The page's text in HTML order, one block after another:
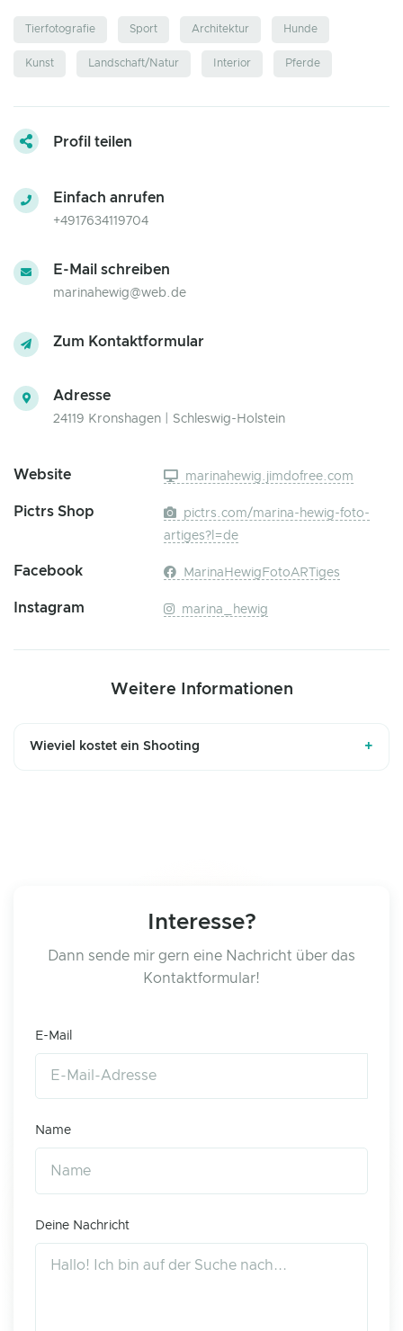
Tierfotografie Sport Architektur Hunde
Kunst Landschaft/Natur Interior Pferde
Profil teilen
Einfach anrufen
+4917634119704
E-Mail schreiben
marinahewig@web.de
Zum Kontaktformular
Adresse
24119 Kronshagen | Schleswig-Holstein
Website marinahewig.jimdofree.com
Pictrs Shop
pictrs.com/marina-hewig-foto-
artiges?l=de
Facebook MarinaHewigFotoARTiges
Instagram marina_hewig
Weitere Informationen
Wieviel kostet ein Shooting +
Interesse?
Dann sende mir gern eine Nachricht über das
Kontaktformular!
E-Mail
Name
Deine Nachricht